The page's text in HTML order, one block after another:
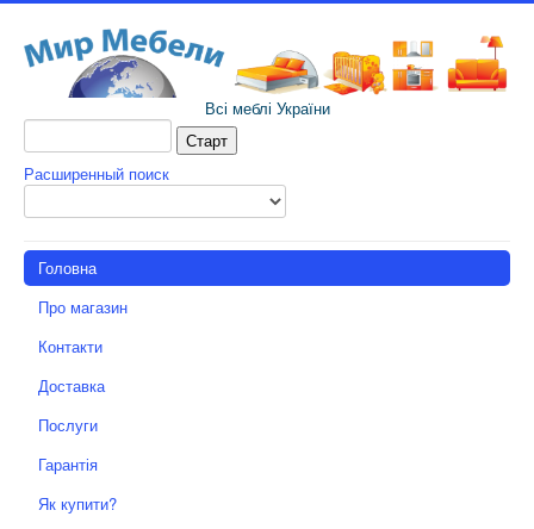
Всі меблі України
Расширенный поиск
Головна
Про магазин
Контакти
Доставка
Послуги
Гарантія
Як купити?